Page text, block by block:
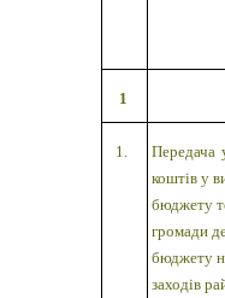
1
1. Передача
коштів у
бюджету
громади
бюджету
заходів